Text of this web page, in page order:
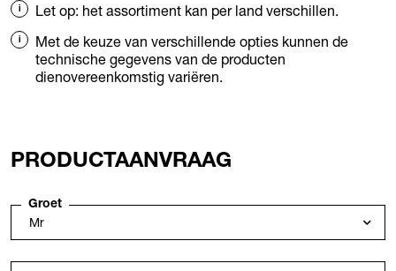
Let op: het assortiment kan per land verschillen.
Met de keuze van verschillende opties kunnen de
technische gegevens van de producten
dienovereenkomstig variëren.
PRODUCTAANVRAAG
Groet